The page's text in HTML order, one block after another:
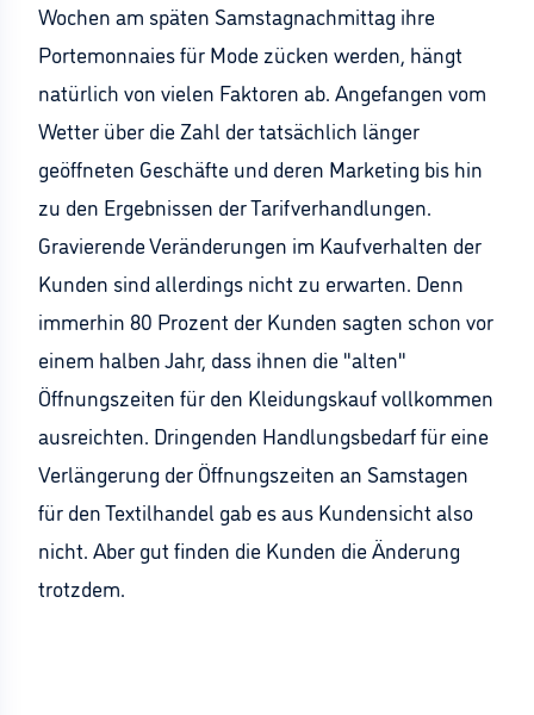
Wochen am späten Samstagnachmittag ihre
Portemonnaies für Mode zücken werden, hängt
natürlich von vielen Faktoren ab. Angefangen vom
Wetter über die Zahl der tatsächlich länger
geöffneten Geschäfte und deren Marketing bis hin
zu den Ergebnissen der Tarifverhandlungen.
Gravierende Veränderungen im Kaufverhalten der
Kunden sind allerdings nicht zu erwarten. Denn
immerhin 80 Prozent der Kunden sagten schon vor
einem halben Jahr, dass ihnen die "alten"
Öffnungszeiten für den Kleidungskauf vollkommen
ausreichten. Dringenden Handlungsbedarf für eine
Verlängerung der Öffnungszeiten an Samstagen
für den Textilhandel gab es aus Kundensicht also
nicht. Aber gut finden die Kunden die Änderung
trotzdem.